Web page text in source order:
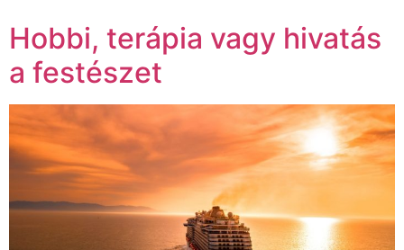
Hobbi, terápia vagy hivatás
a festészet